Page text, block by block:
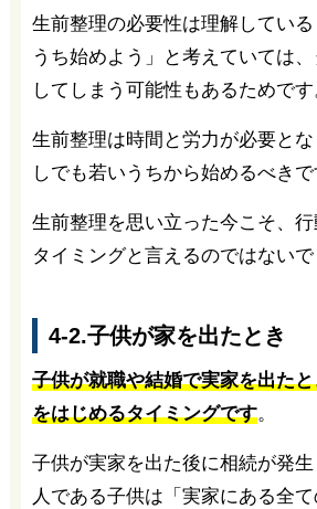
生前整理の必要性は理解してい
うち始めよう」と考えていては
してしまう可能性もあるためです
生前整理は時間と労力が必要と
しでも若いうちから始めるべきで
生前整理を思い立った今こそ、
タイミングと言えるのではないで
4-2.子供が家を出たとき
子供が就職や結婚で実家を出た
をはじめるタイミングです。
子供が実家を出た後に相続が発
人である子供は「実家にある全